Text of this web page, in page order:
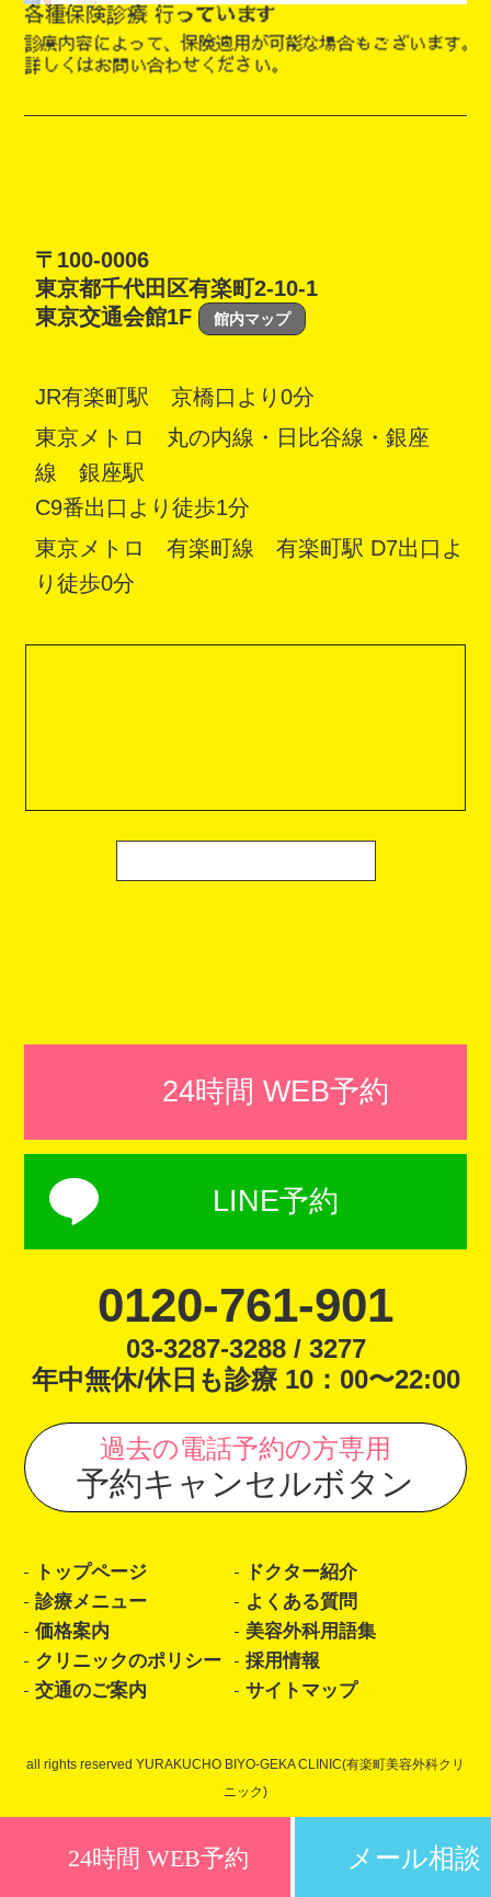
〒100-0006
東京都千代田区有楽町2-10-1
東京交通会館1F
館内マップ
JR有楽町駅 京橋口より0分
東京メトロ 丸の内線・日比谷線・銀座
線 銀座駅
C9番出口より徒歩1分
東京メトロ 有楽町線 有楽町駅 D7出口よ
り徒歩0分
24時間 WEB予約
LINE予約
0120-761-901
03-3287-3288 / 3277
年中無休/休日も診療 10：00〜22:00
過去の電話予約の方専用
予約キャンセルボタン
トップページ
ドクター紹介
診療メニュー
よくある質問
価格案内
美容外科用語集
クリニックのポリシー
採用情報
交通のご案内
サイトマップ
all rights reserved YURAKUCHO BIYO-GEKA CLINIC(有楽町美容外科クリ
ニック)